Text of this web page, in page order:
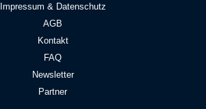
Impressum & Datenschutz
AGB
Kontakt
FAQ
Newsletter
Partner